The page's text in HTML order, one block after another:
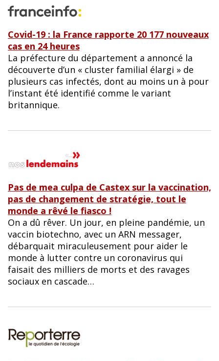
Covid-19 : la France rapporte 20 177 nouveaux
cas en 24 heures
La préfecture du département a annoncé la
découverte d’un « cluster familial élargi » de
plusieurs cas infectés, dont au moins un à pour
l’instant été identifié comme le variant
britannique.
Pas de mea culpa de Castex sur la vaccination,
pas de changement de stratégie, tout le
monde a rêvé le fiasco !
On a dû rêver. Un jour, en pleine pandémie, un
vaccin biotechno, avec un ARN messager,
débarquait miraculeusement pour aider le
monde à lutter contre un coronavirus qui
faisait des milliers de morts et des ravages
sociaux en cascade…